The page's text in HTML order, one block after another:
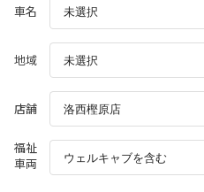
車名
地域
店舗
福祉
車両